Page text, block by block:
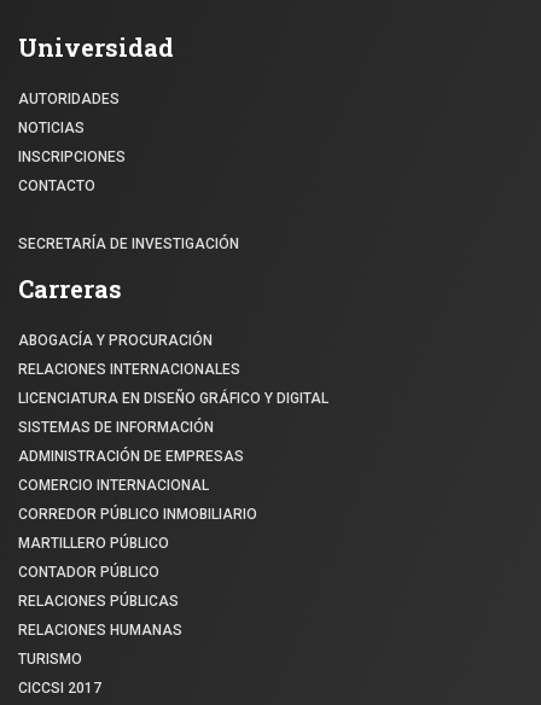
Universidad
AUTORIDADES
NOTICIAS
INSCRIPCIONES
CONTACTO
SECRETARÍA DE INVESTIGACIÓN
Carreras
ABOGACÍA Y PROCURACIÓN
RELACIONES INTERNACIONALES
LICENCIATURA EN DISEÑO GRÁFICO Y DIGITAL
SISTEMAS DE INFORMACIÓN
ADMINISTRACIÓN DE EMPRESAS
COMERCIO INTERNACIONAL
CORREDOR PÚBLICO INMOBILIARIO
MARTILLERO PÚBLICO
CONTADOR PÚBLICO
RELACIONES PÚBLICAS
RELACIONES HUMANAS
TURISMO
CICCSI 2017